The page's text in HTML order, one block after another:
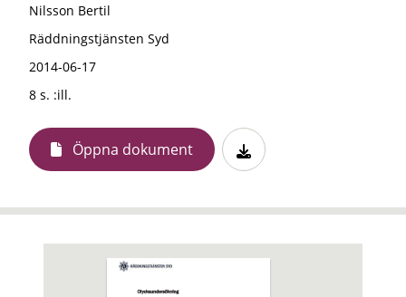
Nilsson Bertil
Räddningstjänsten Syd
2014-06-17
8 s. :ill.
Öppna dokument